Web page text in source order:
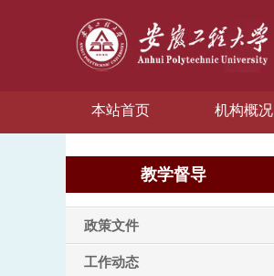
本站首页 机构概况
教学督导
政策文件
工作动态